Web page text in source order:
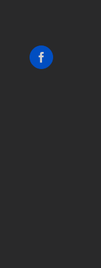
Facebook